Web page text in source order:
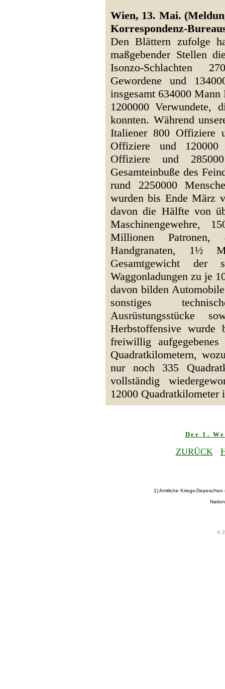
Wien, 13. Mai.
Korrespondenz-
Den Blättern zufolge
maßgebender Stellen
Isonzo-Schlachten
Gewordene und
insgesamt 634000
1200000 Verwundete,
konnten. Während
Italiener 800 Offiziere
Offiziere und
Offiziere und
Gesamteinbuße des
rund 2250000
wurden bis Ende März
davon die Hälfte von
Maschinengewehre,
Millionen
Handgranaten, 1½
Gesamtgewicht der
Waggonladungen zu je
davon bilden
sonstiges
Ausrüstungsstücke
Herbstoffensive
freiwillig
Quadratkilometern,
nur noch 335
vollständig
12000
Der 1.
ZURÜCK
1) Amtliche Kriegs-
©